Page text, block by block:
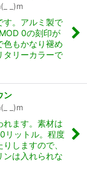
_)m
す。アルミ製で
0の刻印が
色もかなり褪め
タリーカラーで
ン
_)m
れます。素材は
リットル。程度
しますので、
ンは入れられな